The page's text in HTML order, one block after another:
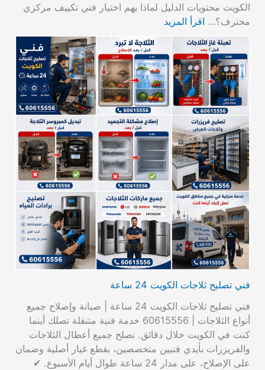
الكويت محتويات الدليل لماذا يهم اختيار فني تكييف مركزي
محترف؟… اقرأ المزيد
فني تصليح ثلاجات الكويت 24 ساعة
فني تصليح ثلاجات الكويت 24 ساعة | صيانة وإصلاح جميع
أنواع الثلاجات | 60615556 خدمة فنية متنقلة تصلك أينما
كنت في الكويت خلال دقائق. نصلح جميع أعطال الثلاجات
والفريزرات بأيدي فنيين متخصصين، بقطع غيار أصلية وضمان
على الإصلاح، على مدار 24 ساعة طوال أيام الأسبوع. ✔